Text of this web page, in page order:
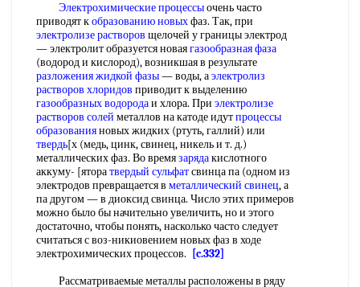
Электрохимические процессыочень часто
приводят кобразованию новыхфаз. Так, при
электролизе растворов щелочей у границы электрод
— электролит образуется новаягазообразная фаза
(водород и кислород), возникшая в результате
разложения жидкой фазы— воды, аэлектролиз
растворов хлоридов приводит к выделению
газообразных водородаи хлора. При электролизе
растворов солей металлов на катоде идутпроцессы
образованияновых жидких (ртуть, галлий) или
твердь[х (медь, цинк, свинец, никель и т. д.)
металлических фаз. Во времязарядакислотного
аккуму- [яторатвердый сульфатсвинца па (одном из
электродов превращается в металлический свинец, а
па другом — в диоксид свинца. Число этих примеров
можно было бы начительно увеличить, но и этого
достаточно, чтобы понять, насколько часто следует
считаться с воз-никиовением новых фаз в ходе
электрохимических процессов.
[c.332]
Рассматриваемые металлы расположены в ряду